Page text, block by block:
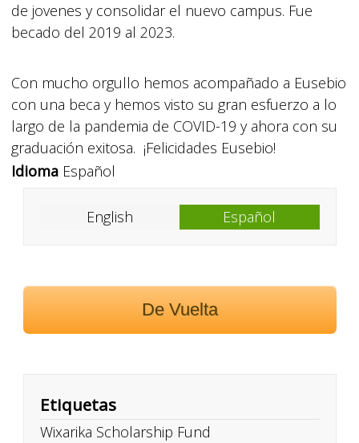
de jovenes y consolidar el nuevo campus. Fue
becado del 2019 al 2023.
Con mucho orgullo hemos acompañado a Eusebio
con una beca y hemos visto su gran esfuerzo a lo
largo de la pandemia de COVID-19 y ahora con su
graduación exitosa. ¡Felicidades Eusebio!
IdiomaEspañol
English Español
De Vuelta
Etiquetas
Wixarika Scholarship Fund